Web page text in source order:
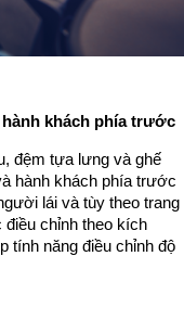
khách phía trước
đệm tựa lưng và ghế
hành khách phía trước
lái và tùy theo trang
chỉnh theo kích
tính năng điều chỉnh độ